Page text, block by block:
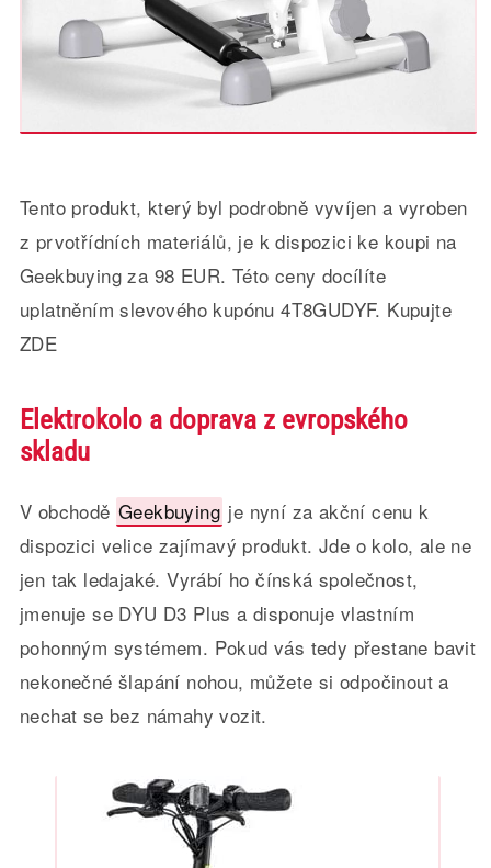
Tento produkt, který byl podrobně vyvíjen a vyroben
z prvotřídních materiálů, je k dispozici ke koupi na
Geekbuying za 98 EUR. Této ceny docílíte
uplatněním slevového kupónu 4T8GUDYF. Kupujte
ZDE
Elektrokolo a doprava z evropského
skladu
V obchodě Geekbuying je nyní za akční cenu k
dispozici velice zajímavý produkt. Jde o kolo, ale ne
jen tak ledajaké. Vyrábí ho čínská společnost,
jmenuje se DYU D3 Plus a disponuje vlastním
pohonným systémem. Pokud vás tedy přestane bavit
nekonečné šlapání nohou, můžete si odpočinout a
nechat se bez námahy vozit.